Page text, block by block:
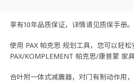
享有10年品质保证，详情请见质保手册。
使用 PAX 帕克思 规划工具，您可以轻
PAX/KOMPLEMENT 帕克思/康普蒙 家具
合叶附一体式减震器，对门有制动作用